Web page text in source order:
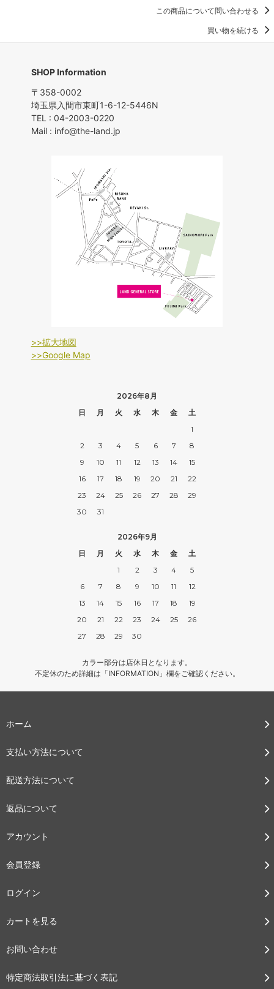
この商品について問い合わせる
買い物を続ける
SHOP Information
〒358-0002
埼玉県入間市東町1-6-12-5446N
TEL : 04-2003-0220
Mail : info@the-land.jp
>>拡大地図
>>Google Map
2026年8月
日
月 火 水 木 金
土
1
2
3 4 5 6 7
8
9
10 11 12 13 14
15
16
17 18 19 20 21
22
23
24 25 26 27 28
29
30
31
2026年9月
日
月 火 水 木 金
土
1
2 3 4
5
6
7 8 9 10 11
12
13
14 15 16 17 18
19
20
21 22 23 24 25
26
27
28 29 30
カラー部分は店休日となります。
不定休のため詳細は「INFORMATION」欄をご確認ください。
ホーム
支払い方法について
配送方法について
返品について
アカウント
会員登録
ログイン
カートを見る
お問い合わせ
特定商法取引法に基づく表記